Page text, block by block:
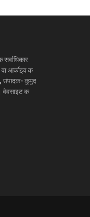
आर्काइव क
संपादक- कुमुद
वेवसाइट क